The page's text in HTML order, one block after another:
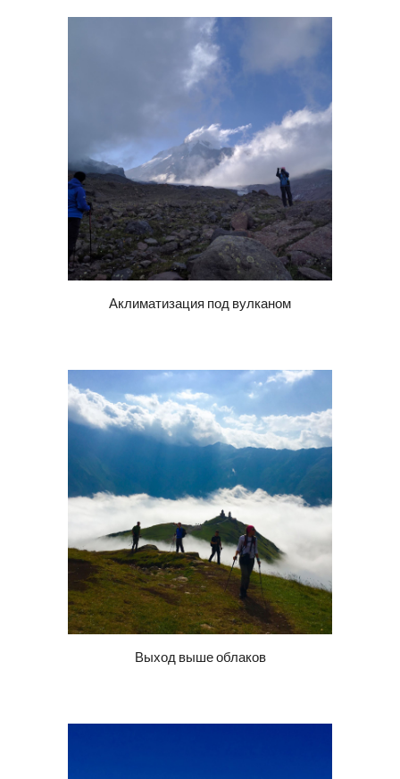
Аклиматизация под вулканом
Выход выше облаков